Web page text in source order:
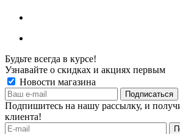
Будьте всегда в курсе!
Узнавайте о скидках и акциях первым
Новости магазина
Подпишитесь на нашу рассылку, и
клиента!